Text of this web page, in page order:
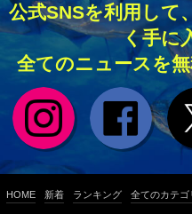
公式SNSを利用して
く手に
全てのニュースを
HOME 新着 ランキング 全てのカテゴ